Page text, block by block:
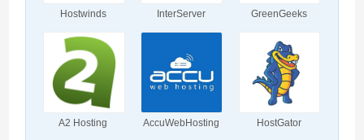
Hostwinds InterServer GreenGeeks
A2 Hosting AccuWebHosting HostGator